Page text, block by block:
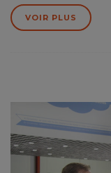
VOIR PLUS